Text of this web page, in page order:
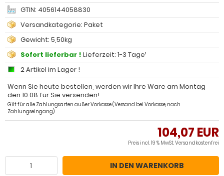
GTIN: 4056144058830
Versandkategorie: Paket
Gewicht: 5,50kg
Sofort lieferbar ! Lieferzeit: 1-3 Tage¹
2 Artikel im Lager !
Wenn Sie heute bestellen, werden wir Ihre Ware am Montag
den 10.08 für Sie versenden!
Gilt für alle Zahlungsarten außer Vorkasse (Versand bei Vorkasse, nach
Zahlungseingang).
104,07 EUR
Preis incl. 19 % MwSt.Versandkostenfrei
IN DEN WARENKORB